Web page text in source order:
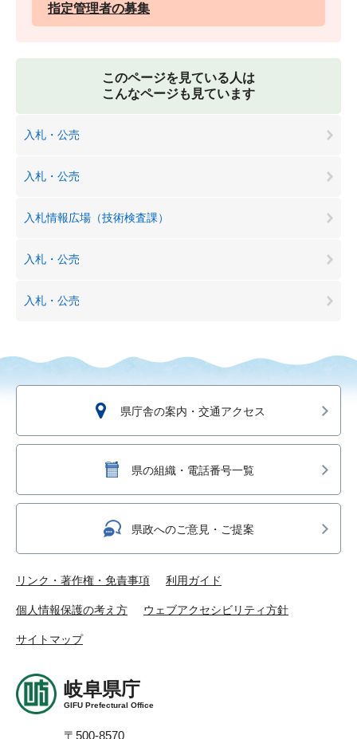
指定管理者の募集
このページを見ている人は
こんなページも見ています
入札・公売
入札・公売
入札情報広場（技術検査課）
入札・公売
入札・公売
県庁舎の案内・交通アクセス
県の組織・電話番号一覧
県政へのご意見・ご提案
リンク・著作権・免責事項 利用ガイド
個人情報保護の考え方 ウェブアクセシビリティ方針
サイトマップ
岐阜県庁
GIFU Prefectural Office
〒500-8570